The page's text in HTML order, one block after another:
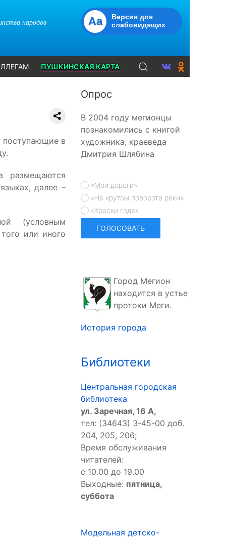
народов Aa
Версия для
слабовидящих
ПУШКИНСКАЯ КАРТА
поступающие в
размещаются
далее –
(условным
или иного
Опрос
В 2004 году мегионцы
познакомились с книгой
художника, краеведа
Дмитрия Шлябина
«Мои дороги»
«На крутом повороте реки»
«Краски года»
Город Мегион
находится в устье
протоки Меги.
История города
Библиотеки
Центральная городская
библиотека
ул. Заречная, 16 А,
тел: (34643) 3-45-00 доб.
204, 205, 206;
Время обслуживания
читателей:
с 10.00 до 19.00
Выходные: пятница,
суббота
Модельная детско-